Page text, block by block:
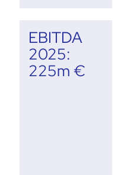
EBITDA
2025:
225m €